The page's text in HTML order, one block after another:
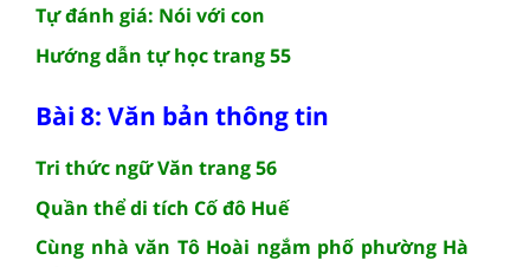
Tự đánh giá: Nói với con
Hướng dẫn tự học trang 55
Bài 8: Văn bản thông tin
Tri thức ngữ Văn trang 56
Quần thể di tích Cố đô Huế
Cùng nhà văn Tô Hoài ngắm phố phường Hà